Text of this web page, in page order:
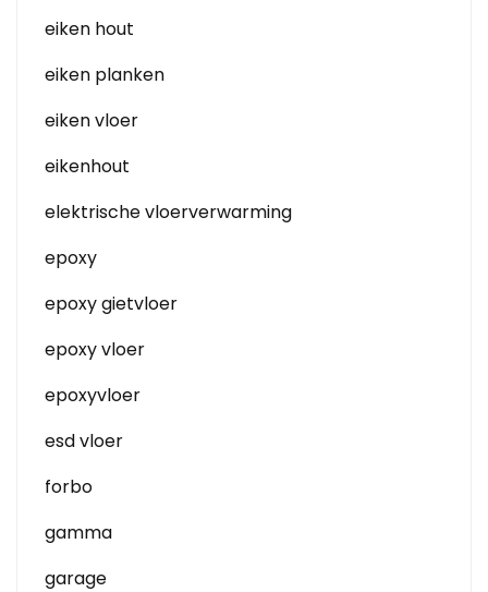
eiken hout
eiken planken
eiken vloer
eikenhout
elektrische vloerverwarming
epoxy
epoxy gietvloer
epoxy vloer
epoxyvloer
esd vloer
forbo
gamma
garage